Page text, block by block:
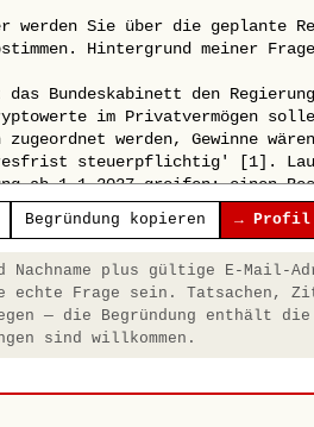
Begründung kopieren → Profil
Nachname plus gültige E-Mail-
echte Frage sein. Tatsachen,
— die Begründung enthält
sind willkommen.